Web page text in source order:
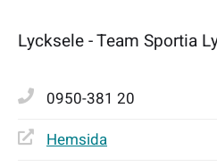
Lycksele - Team Sportia
0950-381 20
Hemsida